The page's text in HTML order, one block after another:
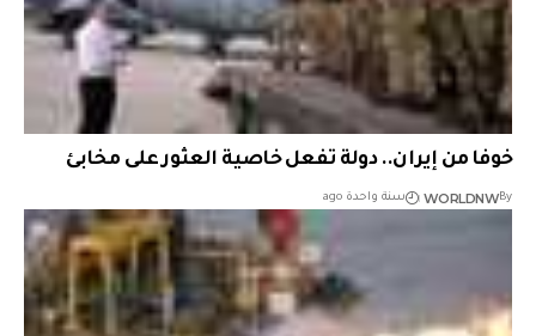
خوفا من إيران.. دولة تفعل خاصية العثور على مخابئ
By
WORLDNW سنة واحدة ago